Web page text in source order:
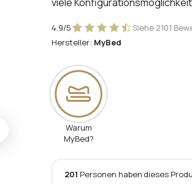
viele
4.9/5
Siehe 2101
Hersteller: MyBed
Warum
MyBed?
201 Personen haben dieses